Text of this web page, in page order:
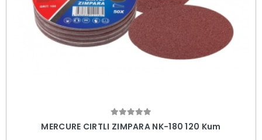
Sepete Ekle
MERCURE CIRTLI ZIMPARA NK-180 120 Kum